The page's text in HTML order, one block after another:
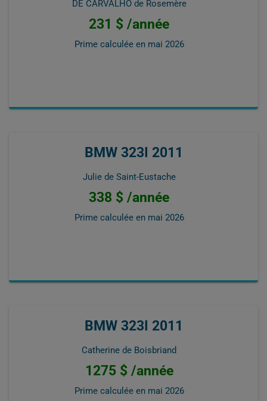
DE CARVALHO de Rosemère
231 $ /année
Prime calculée en mai 2026
BMW 323I 2011
Julie de Saint-Eustache
338 $ /année
Prime calculée en mai 2026
BMW 323I 2011
Catherine de Boisbriand
1275 $ /année
Prime calculée en mai 2026